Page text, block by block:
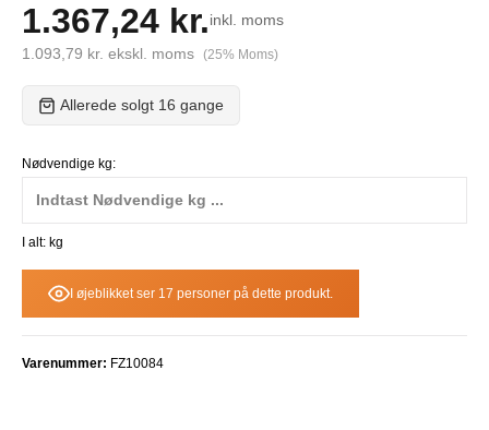
1.367,24 kr. inkl. moms
1.093,79 kr. ekskl. moms (25% Moms)
Allerede solgt 16 gange
Nødvendige kg:
I alt: kg
I øjeblikket ser 17 personer på dette produkt.
Varenummer: FZ10084